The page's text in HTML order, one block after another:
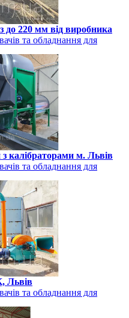
до 220 мм від виробника
та обладнання для
калібраторами м. Львів
та обладнання для
Львів
та обладнання для